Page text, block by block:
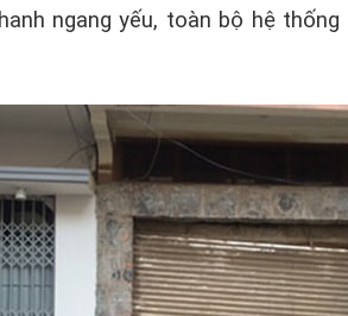
ngang yếu, toàn bộ hệ